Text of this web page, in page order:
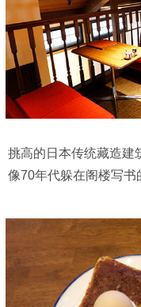
挑高的日本传统藏造建
像70年代躲在阁楼写书